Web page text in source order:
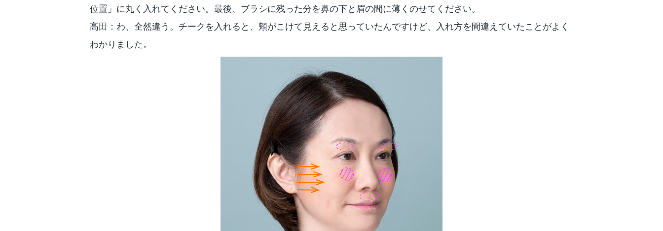
位置」に丸く入れてください。最後、ブラシに残った分を鼻の下と眉の間に薄くのせてください。
高田：わ、全然違う。チークを入れると、頬がこけて見えると思っていたんですけど、入れ方を間違えていたことがよく
わかりました。